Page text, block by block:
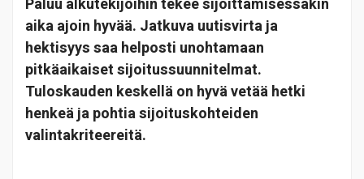
Paluu alkutekijöihin tekee sijoittamisessakin
aika ajoin hyvää. Jatkuva uutisvirta ja
hektisyys saa helposti unohtamaan
pitkäaikaiset sijoitussuunnitelmat.
Tuloskauden keskellä on hyvä vetää hetki
henkeä ja pohtia sijoituskohteiden
valintakriteereitä.